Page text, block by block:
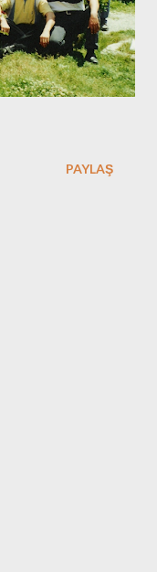
PAYLAŞ